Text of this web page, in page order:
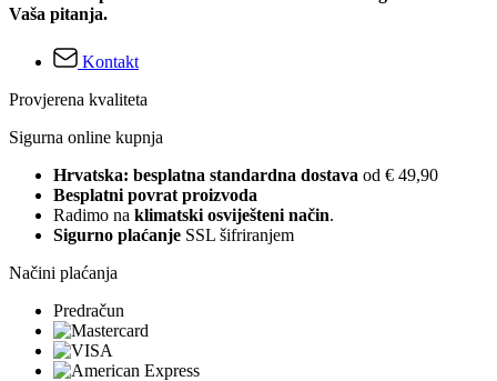
Vaša pitanja.
Kontakt
Provjerena kvaliteta
Sigurna online kupnja
Hrvatska: besplatna standardna dostava od € 49,90
Besplatni povrat proizvoda
Radimo na klimatski osviješteni način.
Sigurno plaćanje SSL šifriranjem
Načini plaćanja
Predračun